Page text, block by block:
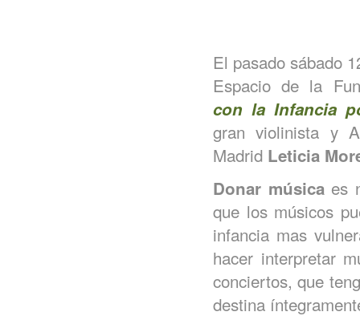
El pasado sábado
Espacio de la
con la Infancia
gran violinista y
Madrid Leticia
Donar músicaes
que los músicos
infancia mas
hacer interpretar
conciertos, que
destina